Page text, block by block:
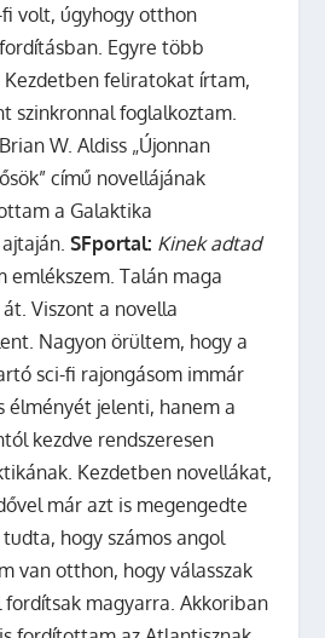
volt, úgyhogy otthon
Egyre több
feliratokat írtam,
szinkronnal foglalkoztam.
W. Aldiss „Újonnan
című novellájának
a Galaktika
ajtaján.SFportal: Kinek adtad
emlékszem. Talán maga
Viszont a novella
Nagyon örültem, hogy a
sci-fi rajongásom immár
élményét jelenti, hanem a
kezdve rendszeresen
Kezdetben novellákat,
már azt is megengedte
hogy számos angol
van otthon, hogy válasszak
fordítsak magyarra. Akkoriban